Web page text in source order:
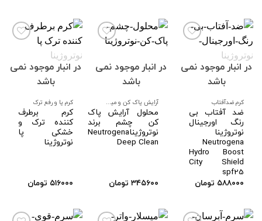
افزودن
در انبار موجود نمی
باشد
کرم ضدآفتاب
ضد آفتاب بی
رنگ اورجینال
نوتروژینا
Neutrogena
Hydro Boost
City Shield
spf25
۵۸۸۰۰۰ تومان
افزودن
ها
در انبار موجود نمی
باشد
آرایش پاک کن و میسیلار واتر صورت
محلول آرایش پاک
کن چشم برند
نوتروژیناNeutrogena
Deep Clean
۳۴۵۶۰۰ تومان
افزودن
در انبار موجود نمی
باشد
کرم پا و رفع ترک
کرم برطرف
کننده ترک و
خشکی پا
نوتروژینا
۵۱۶۰۰۰ تومان